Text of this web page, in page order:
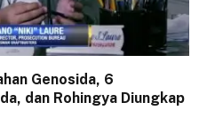
Genosida, 6
dan Rohingya Diungkap